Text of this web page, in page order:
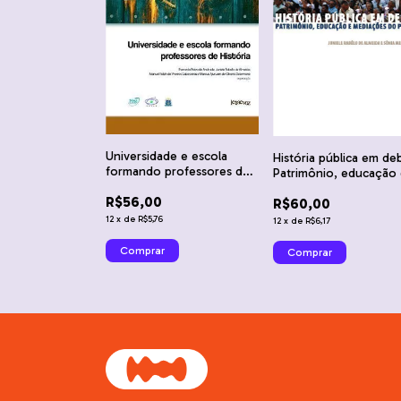
Universidade e escola
formando professores de
de Andrade, Juniele
Rabêlo de Almeida, Manuel
Cabeceiras, Marcus
Ajuruam de Oliveira
R$56,00
12 x de R$5,76
História pública em
Patrimônio, educação
Juniele Rabêlo de
e Sônia Meneses
R$60,00
12 x de R$6,17